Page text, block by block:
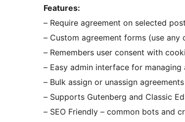
Features:
– Require agreement on selected
– Custom agreement forms (use
– Remembers user consent with
– Easy admin interface for managing
– Bulk assign or unassign
– Supports Gutenberg and Classic
– SEO Friendly – common bots and